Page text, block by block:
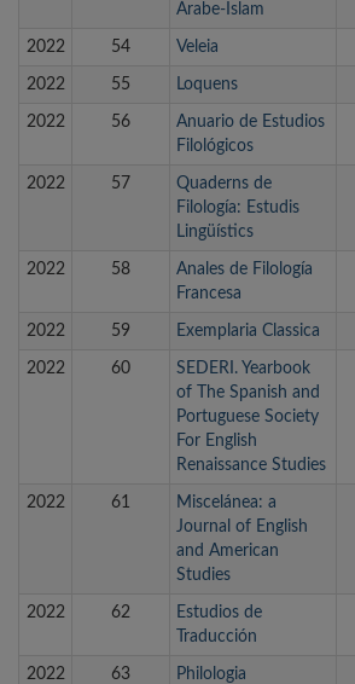
Árabe-Islam
2022 54 Veleia
2022 55 Loquens
2022 56
Anuario de Estudios
Filológicos
2022 57
Quaderns de
Filología: Estudis
Lingüístics
2022 58
Anales de Filología
Francesa
2022 59 Exemplaria Classica
2022 60
SEDERI. Yearbook
of The Spanish and
Portuguese Society
For English
Renaissance Studies
2022 61
Miscelánea: a
Journal of English
and American
Studies
2022 62
Estudios de
Traducción
2022 63
Philologia